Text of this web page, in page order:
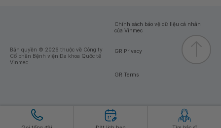
Bản quyền © 2026 thuộc về Công ty
Cổ phần Bệnh viện Đa khoa Quốc tế
Vinmec
Chính sách bảo vệ dữ liệu cá nhân
của Vinmec
GR Privacy
GR Terms